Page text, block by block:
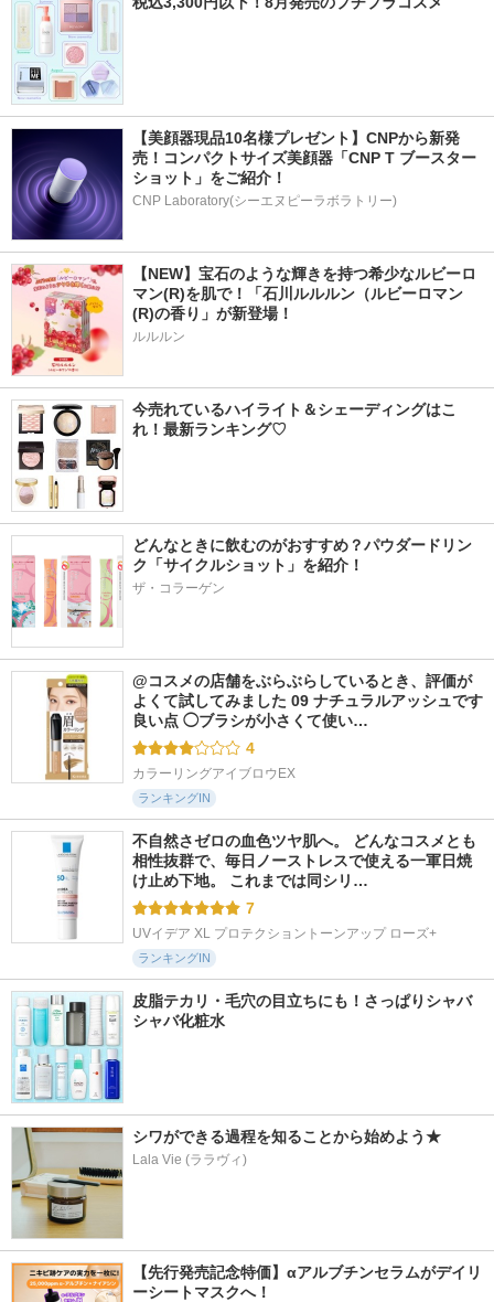
【美顔器現品10名様プレゼント】CNPから新発
売！コンパクトサイズ美顔器「CNP T ブースター
ショット」をご紹介！
CNP Laboratory(シーエヌピーラボラトリー)
【NEW】宝石のような輝きを持つ希少なルビーロ
マン(R)を肌で！「石川ルルルン（ルビーロマン
(R)の香り」が新登場！
ルルルン
今売れているハイライト＆シェーディングはこ
れ！最新ランキング♡
どんなときに飲むのがおすすめ？パウダードリン
ク「サイクルショット」を紹介！
ザ・コラーゲン
@コスメの店舗をぶらぶらしているとき、評価が
よくて試してみました 09 ナチュラルアッシュです
良い点 ◯ブラシが小さくて使い…
4
カラーリングアイブロウEX
ランキングIN
不自然さゼロの血色ツヤ肌へ。 どんなコスメとも
相性抜群で、毎日ノーストレスで使える一軍日焼
け止め下地。 これまでは同シリ…
7
UVイデア XL プロテクショントーンアップ ローズ+
ランキングIN
皮脂テカリ・毛穴の目立ちにも！さっぱりシャバ
シャバ化粧水
シワができる過程を知ることから始めよう★
Lala Vie (ララヴィ)
【先行発売記念特価】αアルブチンセラムがデイリ
ーシートマスクへ！